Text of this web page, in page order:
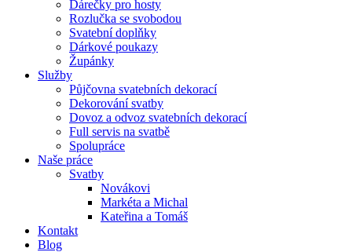
Dárečky pro hosty
Rozlučka se svobodou
Svatební doplňky
Dárkové poukazy
Župánky
Služby
Půjčovna svatebních dekorací
Dekorování svatby
Dovoz a odvoz svatebních dekorací
Full servis na svatbě
Spolupráce
Naše práce
Svatby
Novákovi
Markéta a Michal
Kateřina a Tomáš
Kontakt
Blog